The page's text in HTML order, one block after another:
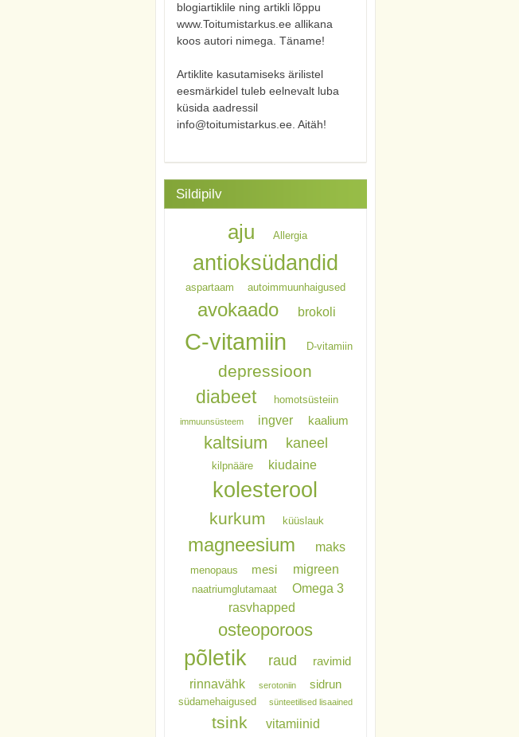
blogiartiklile ning artikli lõppu
www.Toitumistarkus.ee allikana
koos autori nimega. Täname!
Artiklite kasutamiseks ärilistel
eesmärkidel tuleb eelnevalt luba
küsida aadressil
info@toitumistarkus.ee. Aitäh!
Sildipilv
aju Allergia
antioksüdandid
aspartaam autoimmuunhaigused
avokaado brokoli
C-vitamiin D-vitamiin
depressioon
diabeet homotsüsteiin
immuunsüsteem ingver kaalium
kaltsium kaneel
kilpnääre kiudaine
kolesterool
kurkum küüslauk
magneesium maks
menopaus mesi migreen
naatriumglutamaat
Omega 3
rasvhapped
osteoporoos
põletik raud ravimid
rinnavähk serotoniin sidrun
südamehaigused sünteetilised lisaained
tsink vitamiinid